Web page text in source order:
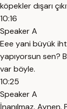
köpekler dışarı
10:16
Speaker A
Eee yani büyük
yapıyorsun sen?
var böyle.
10:25
Speaker A
İnanılmaz.